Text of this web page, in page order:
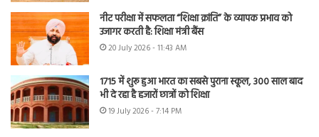
नीट परीक्षा में सफलता “शिक्षा क्रांति” के व्यापक प्रभाव को
उजागर करती है: शिक्षा मंत्री बैंस
20 July 2026 - 11:43 AM
1715 में शुरू हुआ भारत का सबसे पुराना स्कूल, 300 साल बाद
भी दे रहा है हजारों छात्रों को शिक्षा
19 July 2026 - 7:14 PM